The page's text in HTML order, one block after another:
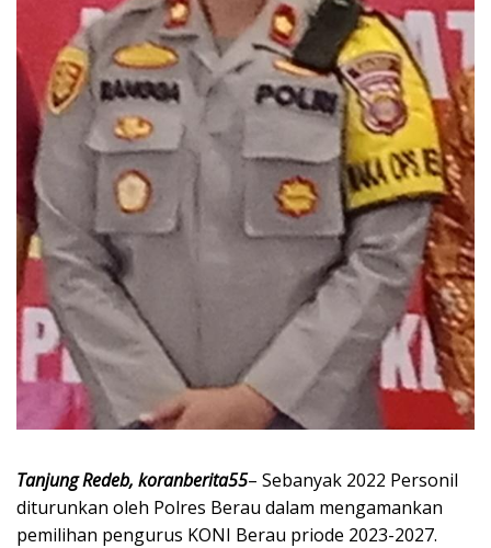
Tanjung Redeb, koranberita55– Sebanyak 2022 Personil
diturunkan oleh Polres Berau dalam mengamankan
pemilihan pengurus KONI Berau priode 2023-2027.